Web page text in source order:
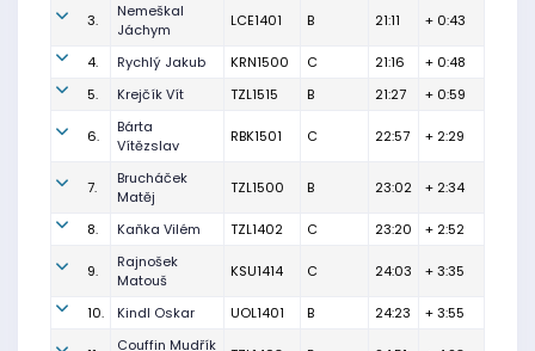
3.
Nemeškal
Jáchym
LCE1401 B 21:11 + 0:43
4. Rychlý Jakub KRN1500 C 21:16
+ 0:48
5.
Krejčík Vít TZL1515 B 21:27 + 0:59
6.
Bárta
Vítězslav
RBK1501 C 22:57 + 2:29
7.
Brucháček
Matěj
TZL1500 B 23:02 + 2:34
8. Kaňka Vilém TZL1402 C 23:20 + 2:52
9.
Rajnošek
Matouš
KSU1414 C 24:03 + 3:35
10. Kindl Oskar UOL1401 B 24:23 + 3:55
Couffin Mudřík